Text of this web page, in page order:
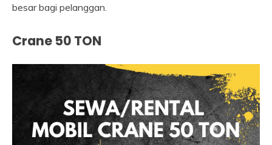
besar bagi pelanggan.
Crane 50 TON